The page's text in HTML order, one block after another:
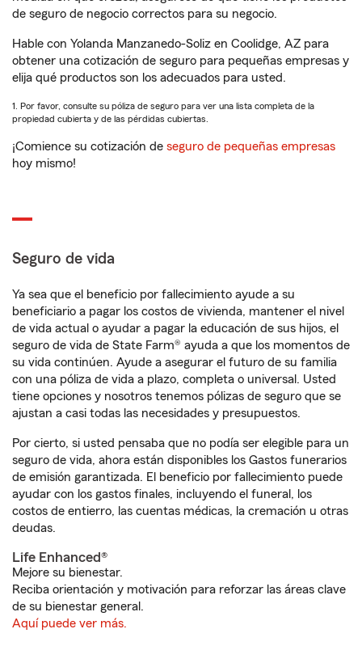
de seguro de negocio correctos para su negocio.
Hable con Yolanda Manzanedo-Soliz en Coolidge, AZ para
obtener una cotización de seguro para pequeñas empresas y
elija qué productos son los adecuados para usted.
1. Por favor, consulte su póliza de seguro para ver una lista completa de la
propiedad cubierta y de las pérdidas cubiertas.
¡Comience su cotización de seguro de pequeñas empresas
hoy mismo!
Seguro de vida
Ya sea que el beneficio por fallecimiento ayude a su
beneficiario a pagar los costos de vivienda, mantener el nivel
de vida actual o ayudar a pagar la educación de sus hijos, el
seguro de vida de State Farm® ayuda a que los momentos de
su vida continúen. Ayude a asegurar el futuro de su familia
con una póliza de vida a plazo, completa o universal. Usted
tiene opciones y nosotros tenemos pólizas de seguro que se
ajustan a casi todas las necesidades y presupuestos.
Por cierto, si usted pensaba que no podía ser elegible para un
seguro de vida, ahora están disponibles los Gastos funerarios
de emisión garantizada. El beneficio por fallecimiento puede
ayudar con los gastos finales, incluyendo el funeral, los
costos de entierro, las cuentas médicas, la cremación u otras
deudas.
Life Enhanced®
Mejore su bienestar.
Reciba orientación y motivación para reforzar las áreas clave
de su bienestar general.
Aquí puede ver más.